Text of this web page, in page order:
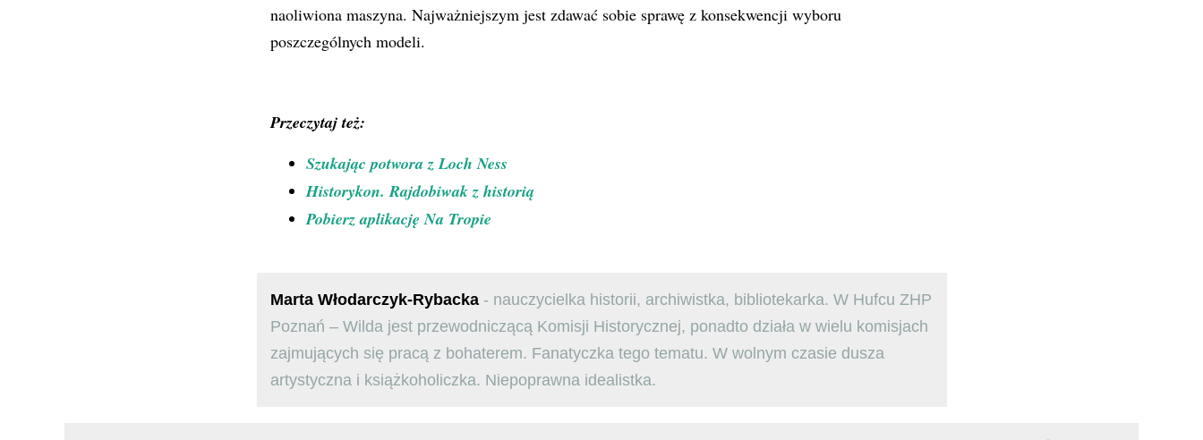
naoliwiona maszyna. Najważniejszym jest zdawać sobie sprawę z konsekwencji wyboru
poszczególnych modeli.
Przeczytaj też:
Szukając potwora z Loch Ness
Historykon. Rajdobiwak z historią
Pobierz aplikację Na Tropie
Marta Włodarczyk-Rybacka- nauczycielka historii, archiwistka, bibliotekarka. W Hufcu ZHP
Poznań – Wilda jest przewodniczącą Komisji Historycznej, ponadto działa w wielu komisjach
zajmujących się pracą z bohaterem. Fanatyczka tego tematu. W wolnym czasie dusza
artystyczna i książkoholiczka. Niepoprawna idealistka.